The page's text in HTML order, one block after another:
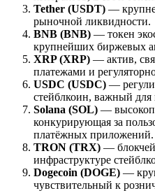
Tether (USDT) —
рыночной ликвидности.
BNB (BNB) — токен
крупнейших биржевых
XRP (XRP) — актив,
платежами и
USDC (USDC) —
стейблкоин, важный для
Solana (SOL) —
конкурирующая за
платёжных приложений.
TRON (TRX) —
инфраструктуре
Dogecoin (DOGE) —
чувствительный к